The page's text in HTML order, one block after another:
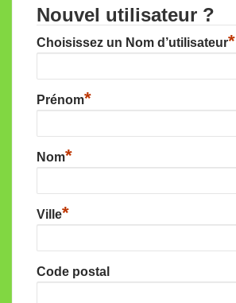
Nouvel utilisateur ?
Choisissez un Nom d’utilisateur*
Prénom*
Nom*
Ville*
Code postal